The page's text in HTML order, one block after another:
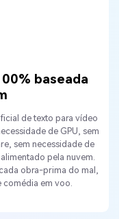
baseada
de texto para vídeo
de GPU, sem
sem necessidade de
pela nuvem.
obra-prima do mal,
em voo.